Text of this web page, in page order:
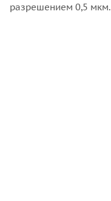
разрешением 0,5 мкм.